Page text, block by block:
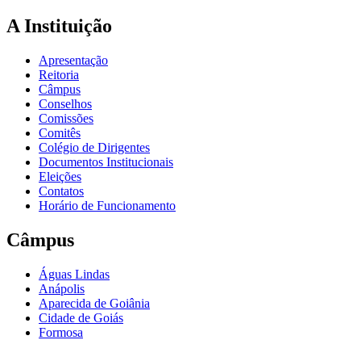
A Instituição
Apresentação
Reitoria
Câmpus
Conselhos
Comissões
Comitês
Colégio de Dirigentes
Documentos Institucionais
Eleições
Contatos
Horário de Funcionamento
Câmpus
Águas Lindas
Anápolis
Aparecida de Goiânia
Cidade de Goiás
Formosa